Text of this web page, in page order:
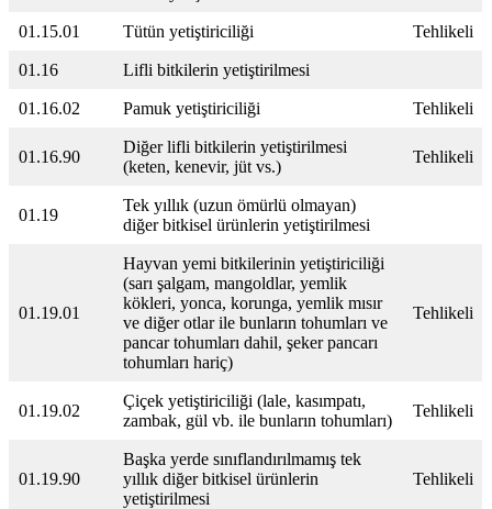
01.15.01 Tütün yetiştiriciliği Tehlikeli
01.16 Lifli bitkilerin yetiştirilmesi
01.16.02 Pamuk yetiştiriciliği Tehlikeli
01.16.90
Diğer lifli bitkilerin yetiştirilmesi
(keten, kenevir, jüt vs.)
Tehlikeli
01.19
Tek yıllık (uzun ömürlü olmayan)
diğer bitkisel ürünlerin yetiştirilmesi
01.19.01
Hayvan yemi bitkilerinin yetiştiriciliği
(sarı şalgam, mangoldlar, yemlik
kökleri, yonca, korunga, yemlik mısır
ve diğer otlar ile bunların tohumları ve
pancar tohumları dahil, şeker pancarı
tohumları hariç)
Tehlikeli
01.19.02
Çiçek yetiştiriciliği (lale, kasımpatı,
zambak, gül vb. ile bunların tohumları)
Tehlikeli
01.19.90
Başka yerde sınıflandırılmamış tek
yıllık diğer bitkisel ürünlerin
yetiştirilmesi
Tehlikeli